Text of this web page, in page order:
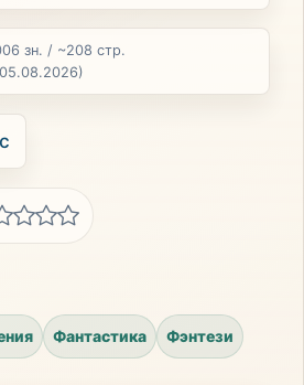
зн. / ~208 стр.
Фантастика Фэнтези